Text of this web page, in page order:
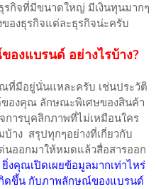
รกิจที่มีขนาดใหญ่ มีเงินทุนมากๆ
องธุรกิจแต่ละธุรกิจน่ะครับ
งแบรนด์ อย่างไรบ้าง?
ที่มีอยู่นั่นแหละครับ เช่นประวัติ
องคุณ ลักษณะพิเศษของสินค้า
การบุคลิกภาพที่ไม่เหมือนใคร
าง สรุปทุกๆอย่างที่เกี่ยวกับ
ออกมาให้หมดแล้วสื่อสารออก
ยิ่งคุณเปิดเผยข้อมูลมากเท่าไหร่
กิดขึ้น กับภาพลักษณ์ของแบรนด์